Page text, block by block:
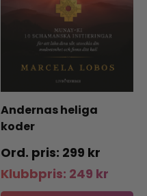
Andernas heliga
koder
299 kr
Klubbpris: 249 kr